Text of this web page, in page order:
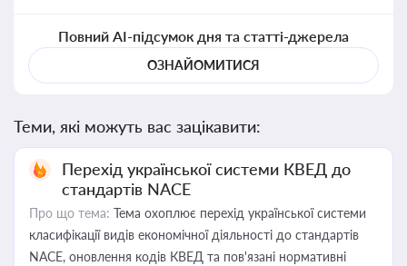
Повний AI-підсумок дня та статті-джерела
ОЗНАЙОМИТИСЯ
Теми, які можуть вас зацікавити:
Перехід української системи КВЕД до
стандартів NACE
Про що тема: Тема охоплює перехід української системи
класифікації видів економічної діяльності до стандартів
NACE, оновлення кодів КВЕД та пов'язані нормативні